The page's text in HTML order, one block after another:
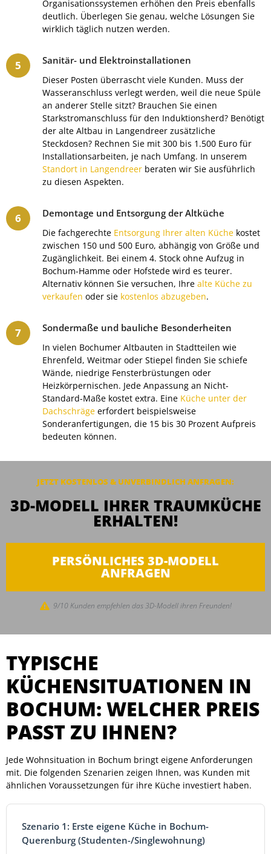
Organisationssystemen erhöhen den Preis ebenfalls
deutlich. Überlegen Sie genau, welche Lösungen Sie
wirklich täglich nutzen werden.
Sanitär- und Elektroinstallationen
Dieser Posten überrascht viele Kunden. Muss der
Wasseranschluss verlegt werden, weil die neue Spüle
an anderer Stelle sitzt? Brauchen Sie einen
Starkstromanschluss für den Induktionsherd? Benötigt
der alte Altbau in Langendreer zusätzliche
Steckdosen? Rechnen Sie mit 300 bis 1.500 Euro für
Installationsarbeiten, je nach Umfang. In unserem
Standort in Langendreer beraten wir Sie ausführlich
zu diesen Aspekten.
Demontage und Entsorgung der Altküche
Die fachgerechte Entsorgung Ihrer alten Küche kostet
zwischen 150 und 500 Euro, abhängig von Größe und
Zugänglichkeit. Bei einem 4. Stock ohne Aufzug in
Bochum-Hamme oder Hofstede wird es teurer.
Alternativ können Sie versuchen, Ihre alte Küche zu
verkaufen oder sie kostenlos abzugeben.
Sondermaße und bauliche Besonderheiten
In vielen Bochumer Altbauten in Stadtteilen wie
Ehrenfeld, Weitmar oder Stiepel finden Sie schiefe
Wände, niedrige Fensterbrüstungen oder
Heizkörpernischen. Jede Anpassung an Nicht-
Standard-Maße kostet extra. Eine Küche unter der
Dachschräge erfordert beispielsweise
Sonderanfertigungen, die 15 bis 30 Prozent Aufpreis
bedeuten können.
JETZT KOSTENLOS & UNVERBINDLICH ANFRAGEN:
3D-MODELL IHRER TRAUMKÜCHE
ERHALTEN!
PERSÖNLICHES 3D-MODELL
ANFRAGEN
9/10 Kunden empfehlen das 3D-Modell ihren Freunden!
TYPISCHE
KÜCHENSITUATIONEN IN
BOCHUM: WELCHER PREIS
PASST ZU IHNEN?
Jede Wohnsituation in Bochum bringt eigene Anforderungen
mit. Die folgenden Szenarien zeigen Ihnen, was Kunden mit
ähnlichen Voraussetzungen für ihre Küche investiert haben.
Szenario 1: Erste eigene Küche in Bochum-
Querenburg (Studenten-/Singlewohnung)